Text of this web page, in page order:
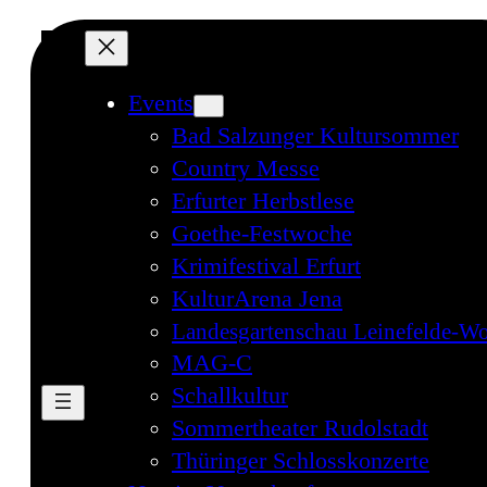
Events
Bad Salzunger Kultursommer
Country Messe
Erfurter Herbstlese
Goethe-Festwoche
Krimifestival Erfurt
KulturArena Jena
Landesgartenschau Leinefelde-
MAG-C
Schallkultur
Sommertheater Rudolstadt
Thüringer Schlosskonzerte